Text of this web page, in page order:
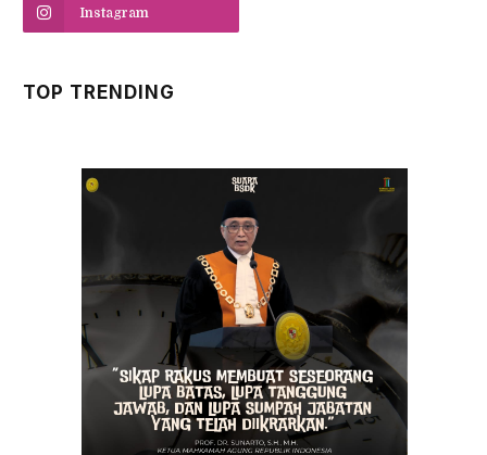
Instagram
TOP TRENDING